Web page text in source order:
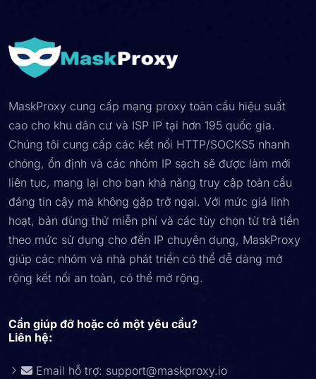
MaskProxy cung cấp mạng proxy toàn cầu hiệu suất
cao cho khu dân cư và ISP IP tại hơn 195 quốc gia.
Chúng tôi cung cấp các kết nối HTTP/SOCKS5 nhanh
chóng, ổn định và các nhóm IP sạch sẽ được làm mới
liên tục, mang lại cho bạn khả năng truy cập toàn cầu
đáng tin cậy mà không gặp trở ngại. Với mức giá linh
hoạt, bản dùng thử miễn phí và các tùy chọn từ trả tiền
theo mức sử dụng cho đến IP chuyên dụng, MaskProxy
giúp các nhóm và nhà phát triển có thể dễ dàng mở
rộng kết nối an toàn, có thể mở rộng.
Cần giúp đỡ hoặc có một yêu cầu?
Liên hệ:
Email hỗ trợ: support@maskproxy.io